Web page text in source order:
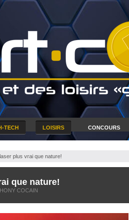
TECH LOISIRS CONCOURS
plus vrai que nature!
que nature!
COCAIN